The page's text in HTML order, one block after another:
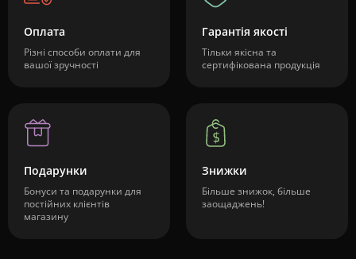
Оплата
Різні способи оплати для
вашої зручності
Гарантія якості
Тільки якісна та
сертифікована продукція
Подарунки
Бонуси та подарунки для
постійних клієнтів
магазину
Знижки
Більше знижок, більше
заощаджень!